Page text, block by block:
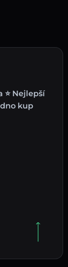
⭐ Nejlepší
kup